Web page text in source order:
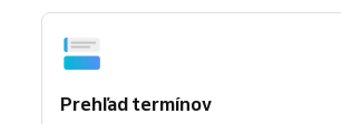
Prehľad termínov